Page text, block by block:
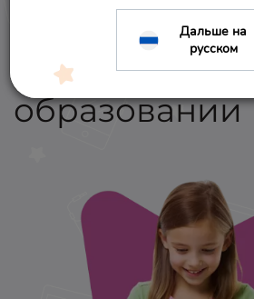
О
образовании
Дальше на
русском